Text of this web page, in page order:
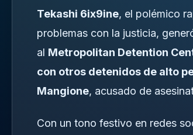
Tekashi 6ix9ine, el polémico
problemas con la justicia,
al Metropolitan Detention
con otros detenidos de alto
Mangione, acusado de
Con un tono festivo en redes